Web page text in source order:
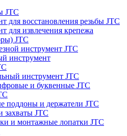
JTC
для восстановления резьбы JTC
для извлечения крепежа
JTC
инструмент JTC
инструмент
инструмент JTC
и буквенные JTC
поддоны и держатели JTC
JTC
и монтажные лопатки JTC